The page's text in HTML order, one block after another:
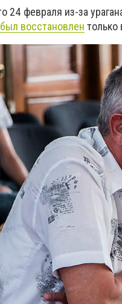
24 февраля из-за
был восстановлен только